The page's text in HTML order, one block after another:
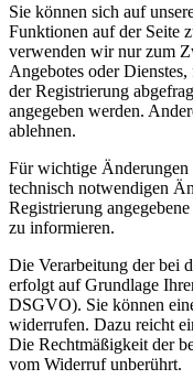
Sie können sich auf
Funktionen auf der Seite
verwenden wir nur zum
Angebotes oder
der Registrierung
angegeben werden.
ablehnen.
Für wichtige Änderungen
technisch notwendigen
Registrierung
zu informieren.
Die Verarbeitung der bei
erfolgt auf Grundlage
DSGVO). Sie können
widerrufen. Dazu reicht
Die Rechtmäßigkeit der
vom Widerruf unberührt.